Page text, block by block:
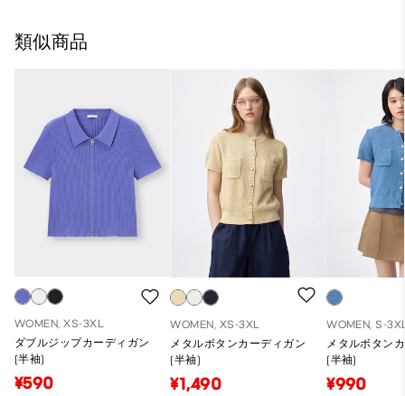
類似商品
WOMEN, XS-3XL
ダブルジップカーディガン
(半袖)
¥590
WOMEN, XS-3XL
メタルボタンカーディガン
(半袖)
¥1,490
WOMEN, S-
メタルボタン
(半袖)
¥990